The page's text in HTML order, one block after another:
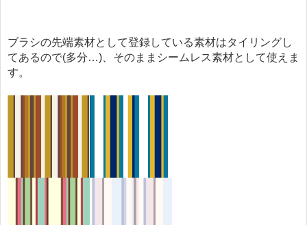
ブラシの先端素材として登録している素材はタイリングし
てあるので(多分…)、そのままシームレス素材として使えま
す。